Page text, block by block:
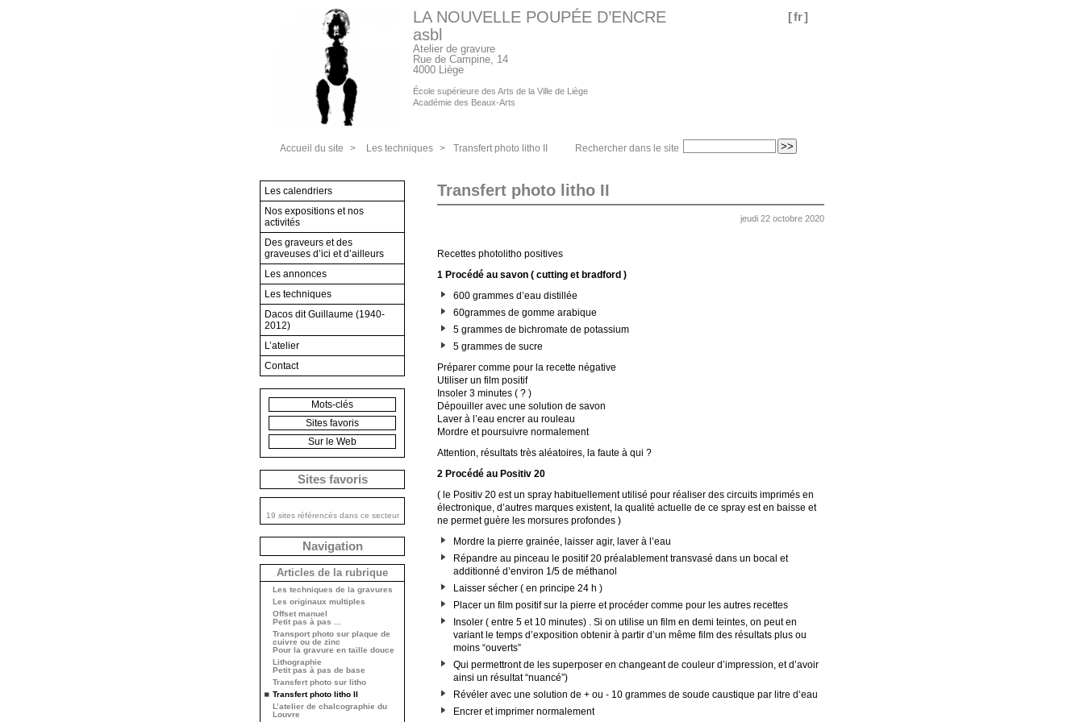
[fr]
LA NOUVELLE POUPÉE D’ENCRE
asbl
Atelier de gravure
Rue de Campine, 14
4000 Liège
École supérieure des Arts de la Ville de Liège
Académie des Beaux-Arts
Rechercher dans le site
Accueil du site > Les techniques > Transfert photo litho II
Transfert photo litho II
jeudi 22 octobre 2020
Recettes photolitho positives
1 Procédé au savon ( cutting et bradford )
600 grammes d’eau distillée
60grammes de gomme arabique
5 grammes de bichromate de potassium
5 grammes de sucre
Préparer comme pour la recette négative
Utiliser un film positif
Insoler 3 minutes ( ? )
Dépouiller avec une solution de savon
Laver à l’eau encrer au rouleau
Mordre et poursuivre normalement
Attention, résultats très aléatoires, la faute à qui ?
2 Procédé au Positiv 20
( le Positiv 20 est un spray habituellement utilisé pour réaliser des circuits imprimés en
électronique, d’autres marques existent, la qualité actuelle de ce spray est en baisse et
ne permet guère les morsures profondes )
Mordre la pierre grainée, laisser agir, laver à l’eau
Répandre au pinceau le positif 20 préalablement transvasé dans un bocal et
additionné d’environ 1/5 de méthanol
Laisser sécher ( en principe 24 h )
Placer un film positif sur la pierre et procéder comme pour les autres recettes
Insoler ( entre 5 et 10 minutes) . Si on utilise un film en demi teintes, on peut en
variant le temps d’exposition obtenir à partir d’un même film des résultats plus ou
moins “ouverts”
Qui permettront de les superposer en changeant de couleur d’impression, et d’avoir
ainsi un résultat “nuancé”)
Révéler avec une solution de + ou - 10 grammes de soude caustique par litre d’eau
Encrer et imprimer normalement
Les calendriers
Nos expositions et nos
activités
Des graveurs et des
graveuses d’ici et d’ailleurs
Les annonces
Les techniques
Dacos dit Guillaume (1940-
2012)
L’atelier
Contact
Mots-clés
Sites favoris
Sur le Web
Sites favoris
19 sites référencés dans ce secteur
Navigation
Articles de la rubrique
Les techniques de la gravures
Les originaux multiples
Offset manuel
Petit pas à pas ...
Transport photo sur plaque de
cuivre ou de zinc
Pour la gravure en taille douce
Lithographie
Petit pas à pas de base
Transfert photo sur litho
Transfert photo litho II
L’atelier de chalcographie du
Louvre